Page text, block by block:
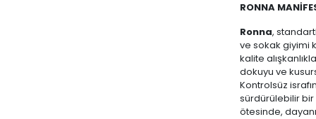
RONNA
Ronna,
ve sokak giyimi
kalite
dokuyu ve
Kontrolsüz
sürdürülebilir
ötesinde,